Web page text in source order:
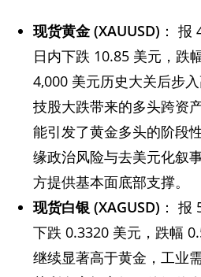
现货黄金 (XAUUSD) ： 报
日内下跌 10.85 美元，跌
4,000 美元历史大关后步
技股大跌带来的多头跨资
能引发了黄金多头的阶段
缘政治风险与去美元化叙
方提供基本面底部支撑。
现货白银 (XAGUSD) ： 报
下跌 0.3320 美元，跌幅
继续显著高于黄金，工业